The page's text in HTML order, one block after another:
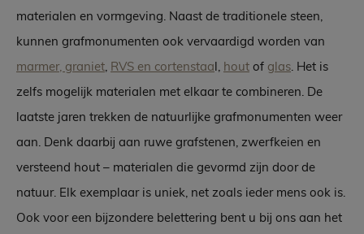
materialen en vormgeving. Naast de traditionele steen,
kunnen grafmonumenten ook vervaardigd worden van
marmer, graniet, RVS en cortenstaal, hout of glas. Het is
zelfs mogelijk materialen met elkaar te combineren. De
laatste jaren trekken de natuurlijke grafmonumenten weer
aan. Denk daarbij aan ruwe grafstenen, zwerfkeien en
versteend hout – materialen die gevormd zijn door de
natuur. Elk exemplaar is uniek, net zoals ieder mens ook is.
Ook voor een bijzondere belettering bent u bij ons aan het